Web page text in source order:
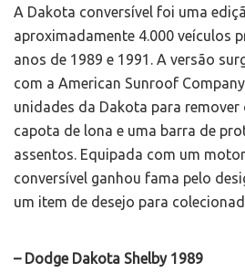
A Dakota conversível foi uma
aproximadamente 4.000 veículos
anos de 1989 e 1991. A versão
com a American Sunroof
unidades da Dakota para
capota de lona e uma barra de
assentos. Equipada com um
conversível ganhou fama pelo
um item de desejo para
– Dodge Dakota Shelby 1989